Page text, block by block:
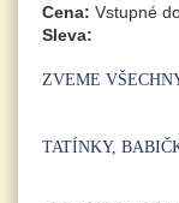
Cena: Vstupné
Sleva:
ZVEME
TATÍNKY,